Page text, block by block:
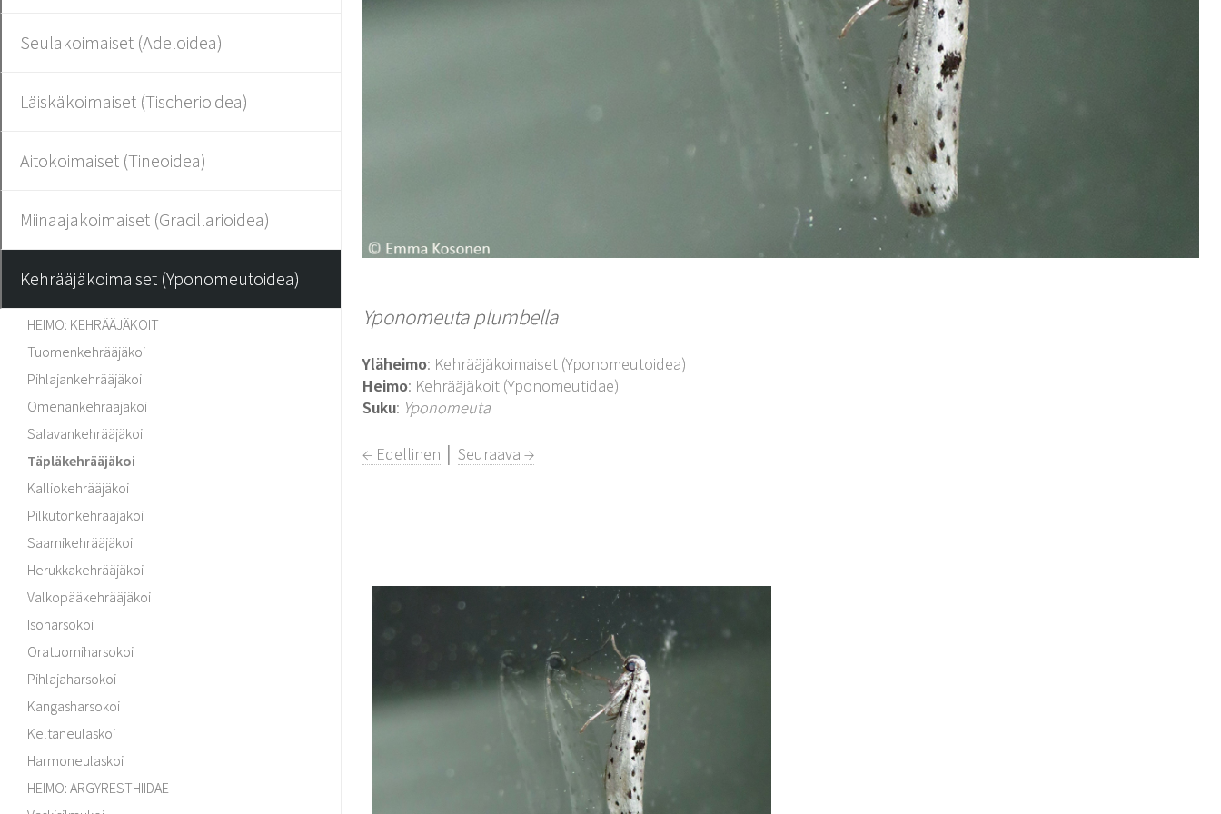
Seulakoimaiset (Adeloidea)
Läiskäkoimaiset (Tischerioidea)
Aitokoimaiset (Tineoidea)
Miinaajakoimaiset (Gracillarioidea)
Kehrääjäkoimaiset (Yponomeutoidea)
HEIMO: KEHRÄÄJÄKOIT
Tuomenkehrääjäkoi
Pihlajankehrääjäkoi
Omenankehrääjäkoi
Salavankehrääjäkoi
Täpläkehrääjäkoi
Kalliokehrääjäkoi
Pilkutonkehrääjäkoi
Saarnikehrääjäkoi
Herukkakehrääjäkoi
Valkopääkehrääjäkoi
Isoharsokoi
Oratuomiharsokoi
Pihlajaharsokoi
Kangasharsokoi
Keltaneulaskoi
Harmoneulaskoi
HEIMO: ARGYRESTHIIDAE
Yponomeuta plumbella
Yläheimo: Kehrääjäkoimaiset (Yponomeutoidea)
Heimo: Kehrääjäkoit (Yponomeutidae)
Suku: Yponomeuta
← Edellinen │Seuraava →